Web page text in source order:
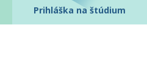
Prihláška na štúdium